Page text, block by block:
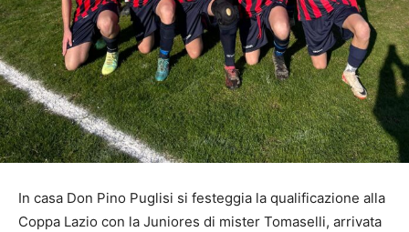
In casa Don Pino Puglisi si festeggia la qualificazione alla
Coppa Lazio con la Juniores di mister Tomaselli, arrivata